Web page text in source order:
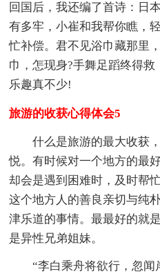
回国后，我还编了首诗：日
有多牢，小崔和我帮你瞧，
忙补偿。君不见浴巾藏那里
巾，怎现身?手舞足蹈终得
乐趣真不少!
旅游的收获心得体会5
什么是旅游的最大收获，
悦。有时候对一个地方的最
却会是遇到困难时，及时帮
这个地方人的善良亲切与纯
津乐道的事情。最最好的就
是异性兄弟姐妹。
“李白乘舟将欲行，忽闻